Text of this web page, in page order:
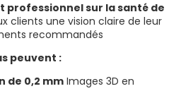
professionnel sur la santé de
clients une vision claire de leur
recommandés
peuvent :
de 0,2 mmImages 3D en